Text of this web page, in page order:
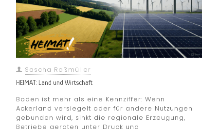
Sascha Roßmüller
HEIMAT: Land und Wirtschaft
Boden ist mehr als eine Kennziffer: Wenn
Ackerland versiegelt oder für andere Nutzungen
gebunden wird, sinkt die regionale Erzeugung,
Betriebe geraten unter Druck und